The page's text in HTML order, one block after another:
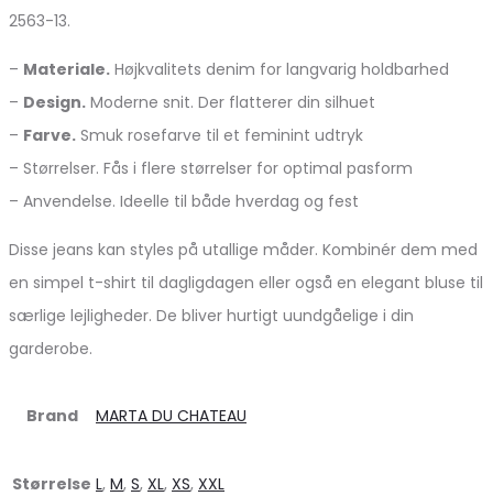
2563-13.
– Materiale. Højkvalitets denim for langvarig holdbarhed
– Design. Moderne snit. Der flatterer din silhuet
– Farve. Smuk rosefarve til et feminint udtryk
– Størrelser. Fås i flere størrelser for optimal pasform
– Anvendelse. Ideelle til både hverdag og fest
Disse jeans kan styles på utallige måder. Kombinér dem med
en simpel t-shirt til dagligdagen eller også en elegant bluse til
særlige lejligheder. De bliver hurtigt uundgåelige i din
garderobe.
Brand MARTA DU CHATEAU
Størrelse L, M, S, XL, XS, XXL